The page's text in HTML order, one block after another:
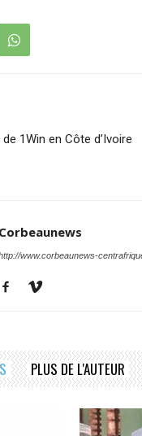
1Win en Côte d’Ivoire
Corbeaunews
www.corbeaunews-
PLUS DE L'AUTEUR